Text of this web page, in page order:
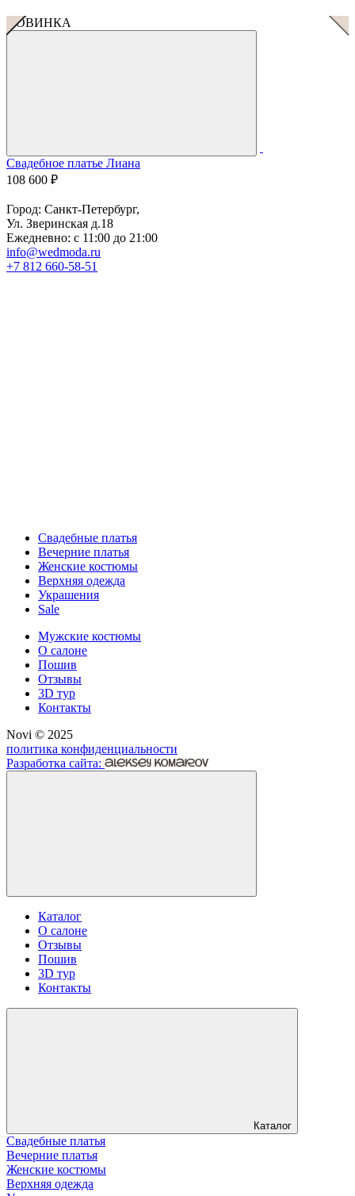
НОВИНКА
Свадебное платье Лиана
108 600 ₽
Город: Санкт-Петербург,
Ул. Зверинская д.18
Ежедневно: с 11:00 до 21:00
info@wedmoda.ru
+7 812 660-58-51
Свадебные платья
Вечерние платья
Женские костюмы
Верхняя одежда
Украшения
Sale
Мужские костюмы
О салоне
Пошив
Отзывы
3D тур
Контакты
Novi © 2025
политика конфиденциальности
Разработка сайта:
Каталог
О салоне
Отзывы
Пошив
3D тур
Контакты
Каталог
Свадебные платья
Вечерние платья
Женские костюмы
Верхняя одежда